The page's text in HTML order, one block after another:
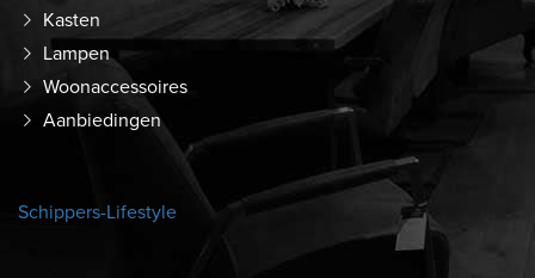
Kasten
Lampen
Woonaccessoires
Aanbiedingen
Schippers-Lifestyle